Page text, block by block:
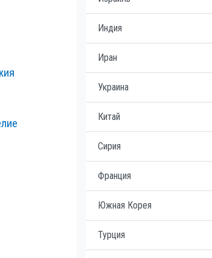
Индия
Иран
Украина
Китай
Сирия
Франция
Южная Корея
Турция